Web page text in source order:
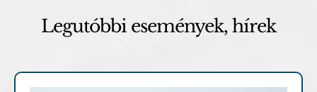
Legutóbbi események, hírek